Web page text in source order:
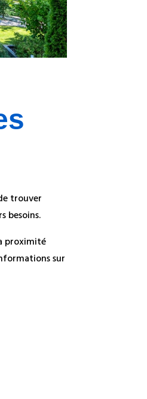
trouver
besoins.
proximité
sur